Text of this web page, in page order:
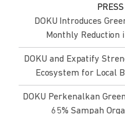
DOKU Introduces
Monthly Reduction
DOKU and Expatify
Ecosystem for Local
DOKU Perkenalkan
65% Sampah